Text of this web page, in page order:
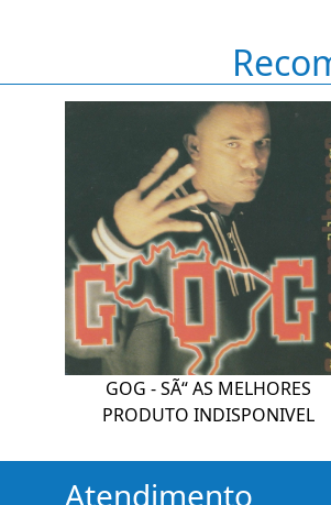
GOG - SÃ“ AS MELHORES
PRODUTO INDISPONIVEL
Atendimento